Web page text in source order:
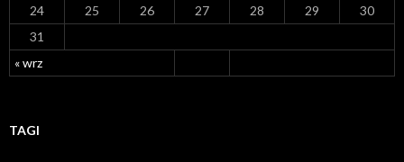
« wrz
24
25 26 27 28 29
30
31
TAGI